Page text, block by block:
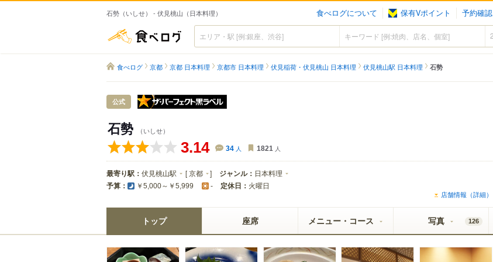
石勢（いしせ） - 伏見桃山（日本料理） 食べログについて 保有Vポイント 予約確認
食べログ
食べログ 京都 京都 日本料理 京都市 日本料理 伏見稲荷・伏見桃山 日本料理 伏見桃山駅 日本料理 石勢
公式
石勢 （いしせ）
3.14 34 人 1821 人
最寄り駅： 伏見桃山駅 [京都 ] ジャンル： 日本料理
予算： ￥5,000～￥5,999 - 定休日： 火曜日
店舗情報（詳細）
トップ 座席 メニュー・コース 写真 126